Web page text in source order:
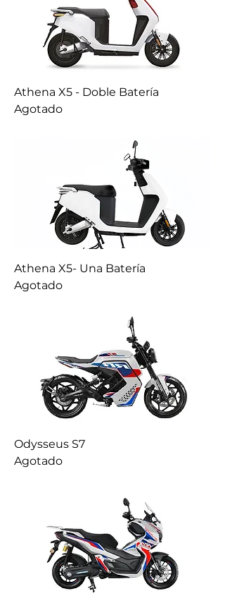
Athena X5 - Doble Batería
Agotado
Athena X5- Una Batería
Agotado
Odysseus S7
Agotado